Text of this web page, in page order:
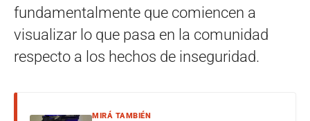
fundamentalmente que comiencen a
visualizar lo que pasa en la comunidad
respecto a los hechos de inseguridad.
MIRÁ TAMBIÉN